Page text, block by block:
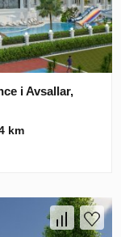
i Avsallar,
km